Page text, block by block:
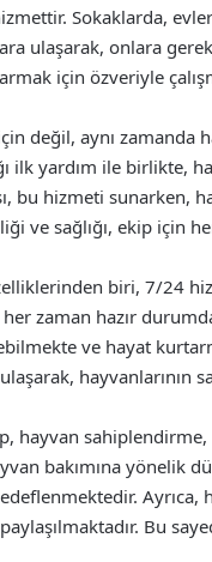
Sokaklarda,
ulaşarak, onlara
için özveriyle
değil, aynı
ilk yardım ile birlikte,
bu hizmeti sunarken,
ve sağlığı, ekip için
biri, 7/24
zaman hazır
ve hayat
hayvanlarının
hayvan
bakımına yönelik
Bu